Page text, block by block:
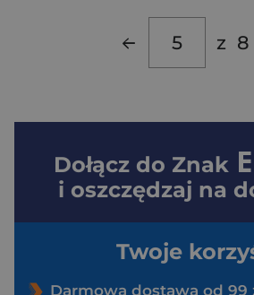
z 8
Dołącz do Znak
i oszczędzaj na
Twoje
Darmowa dostawa od 99